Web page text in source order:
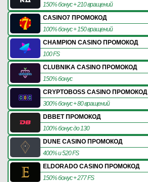
150% бонус + 210 вращений
CASINO7 ПРОМОКОД
100% бонус + 150 вращений
CHAMPION CASINO ПРОМОКОД
100 FS
CLUBNIKA CASINO ПРОМОКОД
150% бонус
CRYPTOBOSS CASINO ПРОМОКОД
300% бонус + 80 вращений
DBBET ПРОМОКОД
100% бонус до 130
DUNE CASINO ПРОМОКОД
400% и 520 FS
ELDORADO CASINO ПРОМОКОД
150% бонус + 277 FS